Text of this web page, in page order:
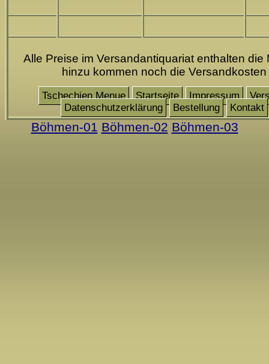
Alle Preise im Versandantiquariat enthalten die
hinzu kommen noch die Versandkosten
Tschechien Menue Startseite Impressum
Datenschutzerklärung
Bestellung Kontakt
Böhmen-01 Böhmen-02 Böhmen-03